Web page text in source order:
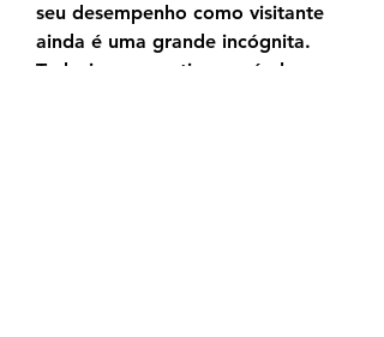
seu desempenho como visitante
ainda é uma grande incógnita.
Todavia, se mantiver o nível